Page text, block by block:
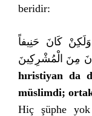
beridir:
وَلَكِنْ كَانَ حَنِيفاً
hıristiyan da
müslimdi;
Hiç şüphe